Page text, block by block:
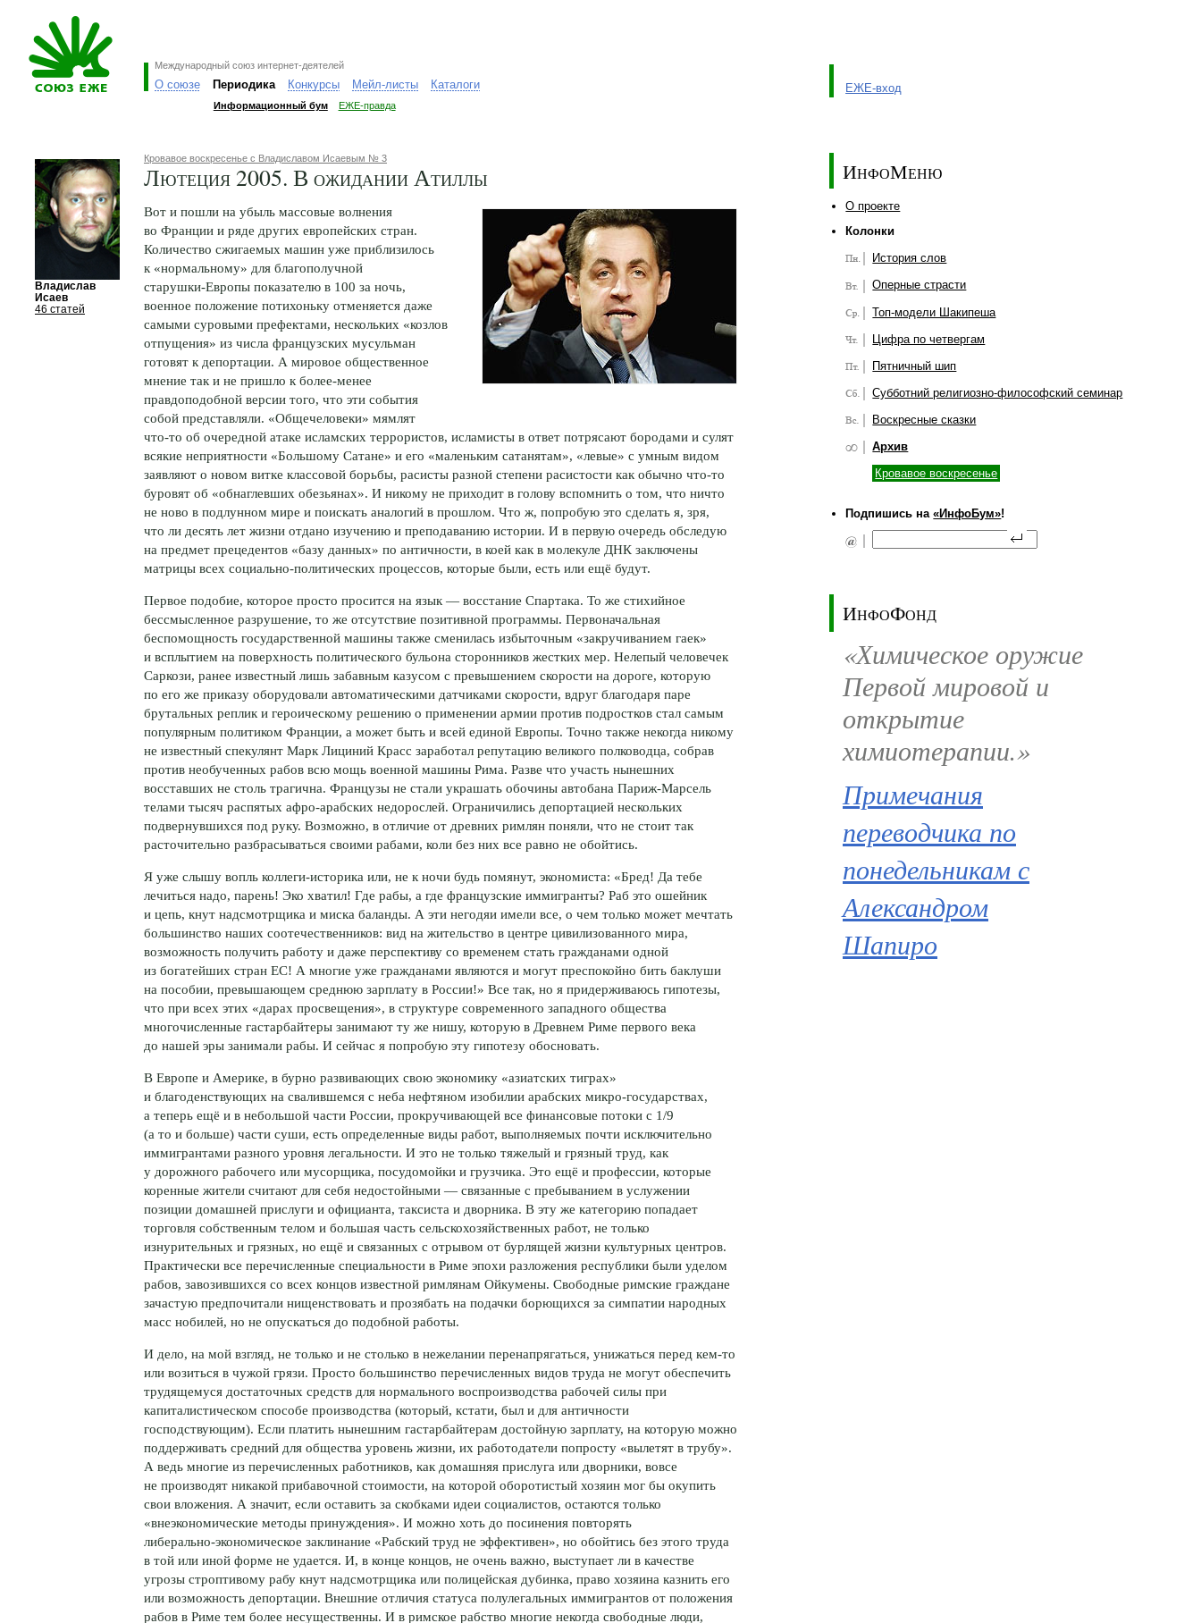
Международный союз интернет-деятелей
О союзе Периодика Конкурсы Мейл-листы Каталоги
Информационный бум ЕЖЕ-правда
ЕЖЕ-вход
Владислав
Исаев
46 статей
Кровавое воскресенье с Владиславом Исаевым № 3
Лютеция 2005. В ожидании Атиллы
Вот и пошли на убыль массовые волнения
во Франции и ряде других европейских стран.
Количество сжигаемых машин уже приблизилось
к «нормальному» для благополучной
старушки-Европы показателю в 100 за ночь,
военное положение потихоньку отменяется даже
самыми суровыми префектами, нескольких «козлов
отпущения» из числа французских мусульман
готовят к депортации. А мировое общественное
мнение так и не пришло к более-менее
правдоподобной версии того, что эти события
собой представляли. «Общечеловеки» мямлят
что-то об очередной атаке исламских террористов, исламисты в ответ потрясают бородами и сулят
всякие неприятности «Большому Сатане» и его «маленьким сатанятам», «левые» с умным видом
заявляют о новом витке классовой борьбы, расисты разной степени расистости как обычно что-то
буровят об «обнаглевших обезьянах». И никому не приходит в голову вспомнить о том, что ничто
не ново в подлунном мире и поискать аналогий в прошлом. Что ж, попробую это сделать я, зря,
что ли десять лет жизни отдано изучению и преподаванию истории. И в первую очередь обследую
на предмет прецедентов «базу данных» по античности, в коей как в молекуле ДНК заключены
матрицы всех социально-политических процессов, которые были, есть или ещё будут.
Первое подобие, которое просто просится на язык — восстание Спартака. То же стихийное
бессмысленное разрушение, то же отсутствие позитивной программы. Первоначальная
беспомощность государственной машины также сменилась избыточным «закручиванием гаек»
и всплытием на поверхность политического бульона сторонников жестких мер. Нелепый человечек
Саркози, ранее известный лишь забавным казусом с превышением скорости на дороге, которую
по его же приказу оборудовали автоматическими датчиками скорости, вдруг благодаря паре
брутальных реплик и героическому решению о применении армии против подростков стал самым
популярным политиком Франции, а может быть и всей единой Европы. Точно также некогда никому
не известный спекулянт Марк Лициний Красс заработал репутацию великого полководца, собрав
против необученных рабов всю мощь военной машины Рима. Разве что участь нынешних
восставших не столь трагична. Французы не стали украшать обочины автобана Париж-Марсель
телами тысяч распятых афро-арабских недорослей. Ограничились депортацией нескольких
подвернувшихся под руку. Возможно, в отличие от древних римлян поняли, что не стоит так
расточительно разбрасываться своими рабами, коли без них все равно не обойтись.
Я уже слышу вопль коллеги-историка или, не к ночи будь помянут, экономиста: «Бред! Да тебе
лечиться надо, парень! Эко хватил! Где рабы, а где французские иммигранты? Раб это ошейник
и цепь, кнут надсмотрщика и миска баланды. А эти негодяи имели все, о чем только может мечтать
большинство наших соотечественников: вид на жительство в центре цивилизованного мира,
возможность получить работу и даже перспективу со временем стать гражданами одной
из богатейших стран ЕС! А многие уже гражданами являются и могут преспокойно бить баклуши
на пособии, превышающем среднюю зарплату в России!» Все так, но я придерживаюсь гипотезы,
что при всех этих «дарах просвещения», в структуре современного западного общества
многочисленные гастарбайтеры занимают ту же нишу, которую в Древнем Риме первого века
до нашей эры занимали рабы. И сейчас я попробую эту гипотезу обосновать.
В Европе и Америке, в бурно развивающих свою экономику «азиатских тиграх»
и благоденствующих на свалившемся с неба нефтяном изобилии арабских микро-государствах,
а теперь ещё и в небольшой части России, прокручивающей все финансовые потоки с 1/9
(а то и больше) части суши, есть определенные виды работ, выполняемых почти исключительно
иммигрантами разного уровня легальности. И это не только тяжелый и грязный труд, как
у дорожного рабочего или мусорщика, посудомойки и грузчика. Это ещё и профессии, которые
коренные жители считают для себя недостойными — связанные с пребыванием в услужении
позиции домашней прислуги и официанта, таксиста и дворника. В эту же категорию попадает
торговля собственным телом и большая часть сельскохозяйственных работ, не только
изнурительных и грязных, но ещё и связанных с отрывом от бурлящей жизни культурных центров.
Практически все перечисленные специальности в Риме эпохи разложения республики были уделом
рабов, завозившихся со всех концов известной римлянам Ойкумены. Свободные римские граждане
зачастую предпочитали нищенствовать и прозябать на подачки борющихся за симпатии народных
масс нобилей, но не опускаться до подобной работы.
И дело, на мой взгляд, не только и не столько в нежелании перенапрягаться, унижаться перед кем-то
или возиться в чужой грязи. Просто большинство перечисленных видов труда не могут обеспечить
трудящемуся достаточных средств для нормального воспроизводства рабочей силы при
капиталистическом способе производства (который, кстати, был и для античности
господствующим). Если платить нынешним гастарбайтерам достойную зарплату, на которую можно
поддерживать средний для общества уровень жизни, их работодатели попросту «вылетят в трубу».
А ведь многие из перечисленных работников, как домашняя прислуга или дворники, вовсе
не производят никакой прибавочной стоимости, на которой оборотистый хозяин мог бы окупить
свои вложения. А значит, если оставить за скобками идеи социалистов, остаются только
«внеэкономические методы принуждения». И можно хоть до посинения повторять
либерально-экономическое заклинание «Рабский труд не эффективен», но обойтись без этого труда
в той или иной форме не удается. И, в конце концов, не очень важно, выступает ли в качестве
угрозы строптивому рабу кнут надсмотрщика или полицейская дубинка, право хозяина казнить его
или возможность депортации. Внешние отличия статуса полулегальных иммигрантов от положения
рабов в Риме тем более несущественны. И в римское рабство многие некогда свободные люди,
ИнфоМеню
О проекте
Колонки
История слов
Оперные страсти
Топ-модели Шакипеша
Цифра по четвергам
Пятничный шип
Субботний религиозно-философский семинар
Воскресные сказки
Архив
Кровавое воскресенье
Подпишись на«ИнфоБум»!
ИнфоФонд
«Химическое оружие
Первой мировой и
открытие
химиотерапии.»
Примечания
переводчика по
понедельникам с
Александром
Шапиро